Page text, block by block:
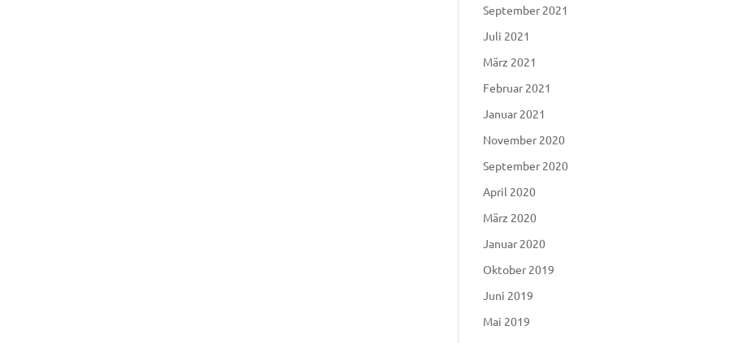
September 2021
Juli 2021
März 2021
Februar 2021
Januar 2021
November 2020
September 2020
April 2020
März 2020
Januar 2020
Oktober 2019
Juni 2019
Mai 2019